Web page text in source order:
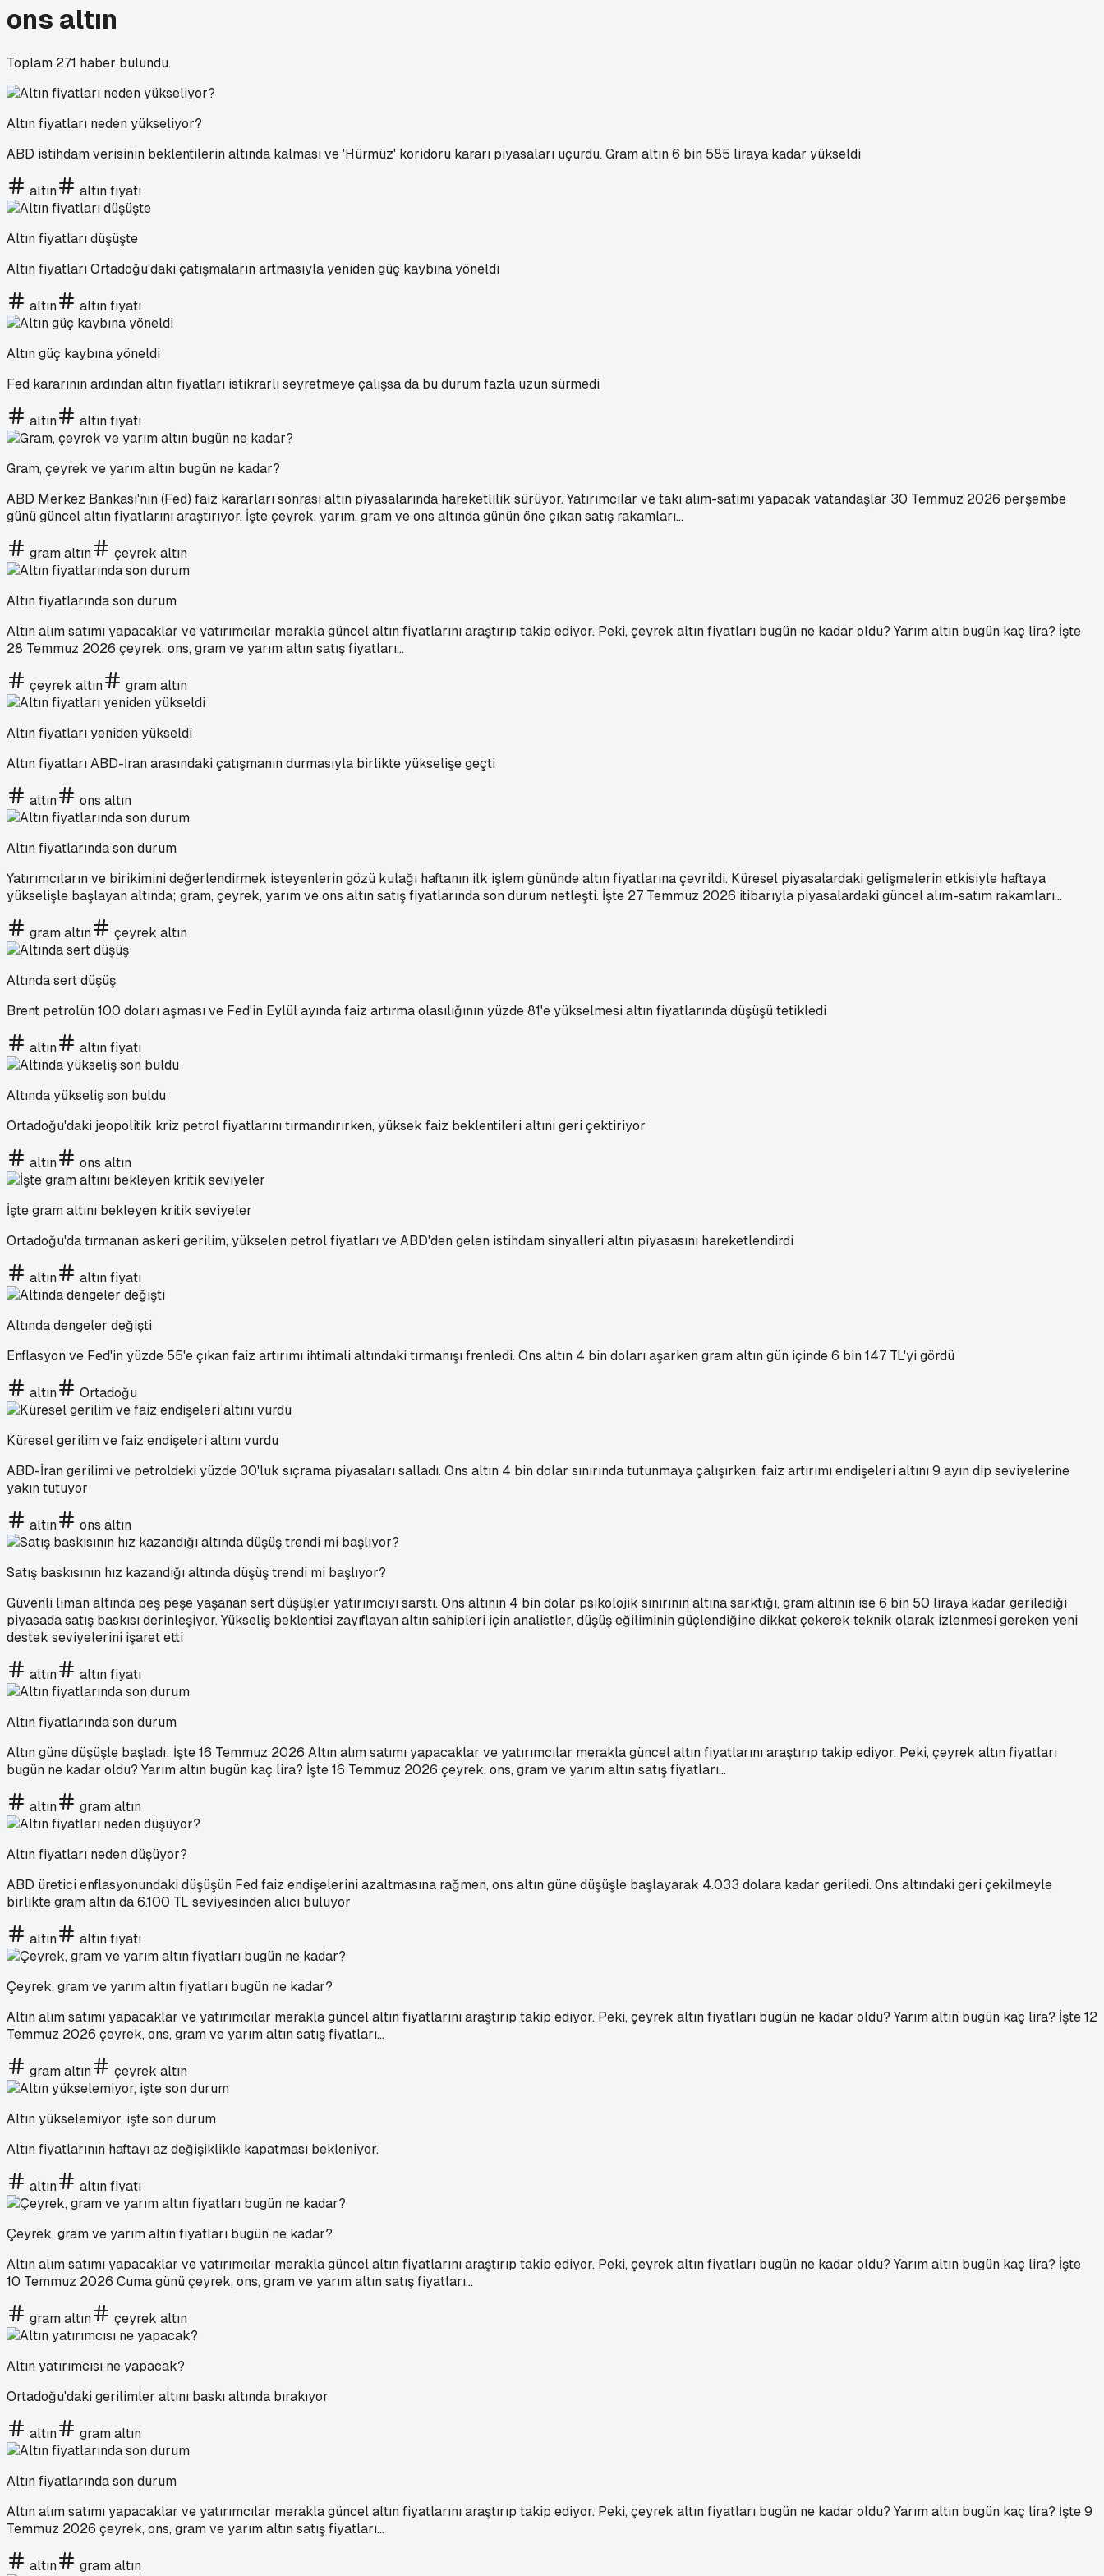
ons altın
Toplam 271 haber bulundu.
Altın fiyatları neden yükseliyor?
ABD istihdam verisinin beklentilerin altında kalması ve 'Hürmüz' koridoru kararı piyasaları uçurdu. Gram altın 6 bin 585 liraya kadar yükseldi
altın altın fiyatı
Altın fiyatları düşüşte
Altın fiyatları Ortadoğu'daki çatışmaların artmasıyla yeniden güç kaybına yöneldi
altın altın fiyatı
Altın güç kaybına yöneldi
Fed kararının ardından altın fiyatları istikrarlı seyretmeye çalışsa da bu durum fazla uzun sürmedi
altın altın fiyatı
Gram, çeyrek ve yarım altın bugün ne kadar?
ABD Merkez Bankası'nın (Fed) faiz kararları sonrası altın piyasalarında hareketlilik sürüyor. Yatırımcılar ve takı alım-satımı yapacak vatandaşlar 30 Temmuz 2026 perşembe
günü güncel altın fiyatlarını araştırıyor. İşte çeyrek, yarım, gram ve ons altında günün öne çıkan satış rakamları...
gram altın çeyrek altın
Altın fiyatlarında son durum
Altın alım satımı yapacaklar ve yatırımcılar merakla güncel altın fiyatlarını araştırıp takip ediyor. Peki, çeyrek altın fiyatları bugün ne kadar oldu? Yarım altın bugün kaç lira? İşte
28 Temmuz 2026 çeyrek, ons, gram ve yarım altın satış fiyatları...
çeyrek altın gram altın
Altın fiyatları yeniden yükseldi
Altın fiyatları ABD-İran arasındaki çatışmanın durmasıyla birlikte yükselişe geçti
altın ons altın
Altın fiyatlarında son durum
Yatırımcıların ve birikimini değerlendirmek isteyenlerin gözü kulağı haftanın ilk işlem gününde altın fiyatlarına çevrildi. Küresel piyasalardaki gelişmelerin etkisiyle haftaya
yükselişle başlayan altında; gram, çeyrek, yarım ve ons altın satış fiyatlarında son durum netleşti. İşte 27 Temmuz 2026 itibarıyla piyasalardaki güncel alım-satım rakamları...
gram altın çeyrek altın
Altında sert düşüş
Brent petrolün 100 doları aşması ve Fed'in Eylül ayında faiz artırma olasılığının yüzde 81'e yükselmesi altın fiyatlarında düşüşü tetikledi
altın altın fiyatı
Altında yükseliş son buldu
Ortadoğu'daki jeopolitik kriz petrol fiyatlarını tırmandırırken, yüksek faiz beklentileri altını geri çektiriyor
altın ons altın
İşte gram altını bekleyen kritik seviyeler
Ortadoğu'da tırmanan askeri gerilim, yükselen petrol fiyatları ve ABD'den gelen istihdam sinyalleri altın piyasasını hareketlendirdi
altın altın fiyatı
Altında dengeler değişti
Enflasyon ve Fed'in yüzde 55'e çıkan faiz artırımı ihtimali altındaki tırmanışı frenledi. Ons altın 4 bin doları aşarken gram altın gün içinde 6 bin 147 TL'yi gördü
altın Ortadoğu
Küresel gerilim ve faiz endişeleri altını vurdu
ABD-İran gerilimi ve petroldeki yüzde 30'luk sıçrama piyasaları salladı. Ons altın 4 bin dolar sınırında tutunmaya çalışırken, faiz artırımı endişeleri altını 9 ayın dip seviyelerine
yakın tutuyor
altın ons altın
Satış baskısının hız kazandığı altında düşüş trendi mi başlıyor?
Güvenli liman altında peş peşe yaşanan sert düşüşler yatırımcıyı sarstı. Ons altının 4 bin dolar psikolojik sınırının altına sarktığı, gram altının ise 6 bin 50 liraya kadar gerilediği
piyasada satış baskısı derinleşiyor. Yükseliş beklentisi zayıflayan altın sahipleri için analistler, düşüş eğiliminin güçlendiğine dikkat çekerek teknik olarak izlenmesi gereken yeni
destek seviyelerini işaret etti
altın altın fiyatı
Altın fiyatlarında son durum
Altın güne düşüşle başladı: İşte 16 Temmuz 2026 Altın alım satımı yapacaklar ve yatırımcılar merakla güncel altın fiyatlarını araştırıp takip ediyor. Peki, çeyrek altın fiyatları
bugün ne kadar oldu? Yarım altın bugün kaç lira? İşte 16 Temmuz 2026 çeyrek, ons, gram ve yarım altın satış fiyatları...
altın gram altın
Altın fiyatları neden düşüyor?
ABD üretici enflasyonundaki düşüşün Fed faiz endişelerini azaltmasına rağmen, ons altın güne düşüşle başlayarak 4.033 dolara kadar geriledi. Ons altındaki geri çekilmeyle
birlikte gram altın da 6.100 TL seviyesinden alıcı buluyor
altın altın fiyatı
Çeyrek, gram ve yarım altın fiyatları bugün ne kadar?
Altın alım satımı yapacaklar ve yatırımcılar merakla güncel altın fiyatlarını araştırıp takip ediyor. Peki, çeyrek altın fiyatları bugün ne kadar oldu? Yarım altın bugün kaç lira? İşte 12
Temmuz 2026 çeyrek, ons, gram ve yarım altın satış fiyatları...
gram altın çeyrek altın
Altın yükselemiyor, işte son durum
Altın fiyatlarının haftayı az değişiklikle kapatması bekleniyor.
altın altın fiyatı
Çeyrek, gram ve yarım altın fiyatları bugün ne kadar?
Altın alım satımı yapacaklar ve yatırımcılar merakla güncel altın fiyatlarını araştırıp takip ediyor. Peki, çeyrek altın fiyatları bugün ne kadar oldu? Yarım altın bugün kaç lira? İşte
10 Temmuz 2026 Cuma günü çeyrek, ons, gram ve yarım altın satış fiyatları...
gram altın çeyrek altın
Altın yatırımcısı ne yapacak?
Ortadoğu'daki gerilimler altını baskı altında bırakıyor
altın gram altın
Altın fiyatlarında son durum
Altın alım satımı yapacaklar ve yatırımcılar merakla güncel altın fiyatlarını araştırıp takip ediyor. Peki, çeyrek altın fiyatları bugün ne kadar oldu? Yarım altın bugün kaç lira? İşte 9
Temmuz 2026 çeyrek, ons, gram ve yarım altın satış fiyatları...
altın gram altın